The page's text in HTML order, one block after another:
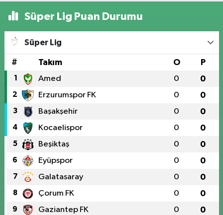
Süper Lig Puan Durumu
Süper Lig
# Takım O P
1 Amed 0 0
2 Erzurumspor FK 0 0
3 Başakşehir 0 0
4 Kocaelispor 0 0
5 Beşiktaş 0 0
6 Eyüpspor 0 0
7 Galatasaray 0 0
8 Çorum FK 0 0
9 Gaziantep FK 0 0